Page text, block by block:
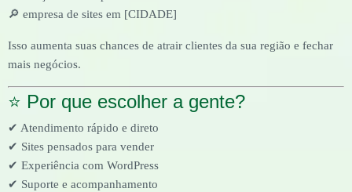
🔎 empresa de sites em [CIDADE]
Isso aumenta suas chances de atrair clientes da sua região e fechar
mais negócios.
⭐ Por que escolher a gente?
✔ Atendimento rápido e direto
✔ Sites pensados para vender
✔ Experiência com WordPress
✔ Suporte e acompanhamento